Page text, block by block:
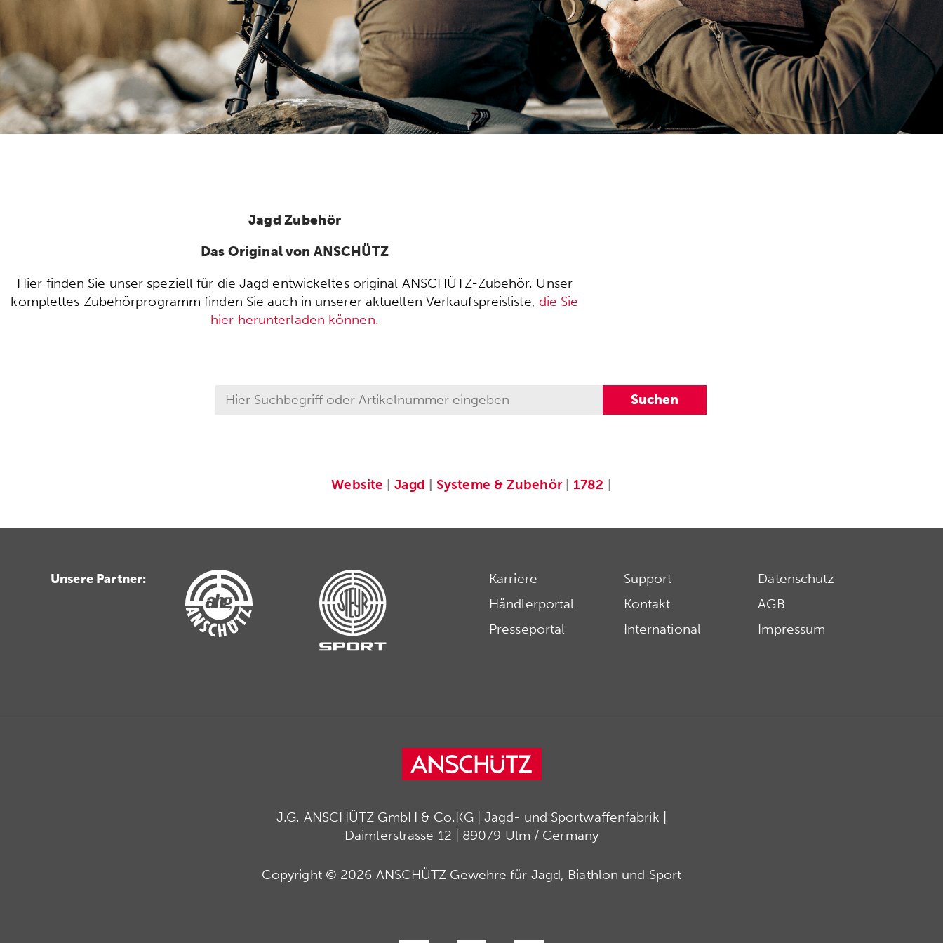
Jagd Zubehör
Das Original von ANSCHÜTZ
Hier finden Sie unser speziell für die Jagd entwickeltes original ANSCHÜTZ-Zubehör. Unser
komplettes Zubehörprogramm finden Sie auch in unserer aktuellen Verkaufspreisliste, die Sie
hier herunterladen können.
Website |Jagd |Systeme & Zubehör| 1782
Unsere Partner:
Karriere
Händlerportal
Presseportal
Support
Kontakt
International
Datenschutz
AGB
Impressum
J.G. ANSCHÜTZ GmbH & Co.KG | Jagd- und Sportwaffenfabrik |
Daimlerstrasse 12 | 89079 Ulm / Germany
Copyright © 2026 ANSCHÜTZ Gewehre für Jagd, Biathlon und Sport